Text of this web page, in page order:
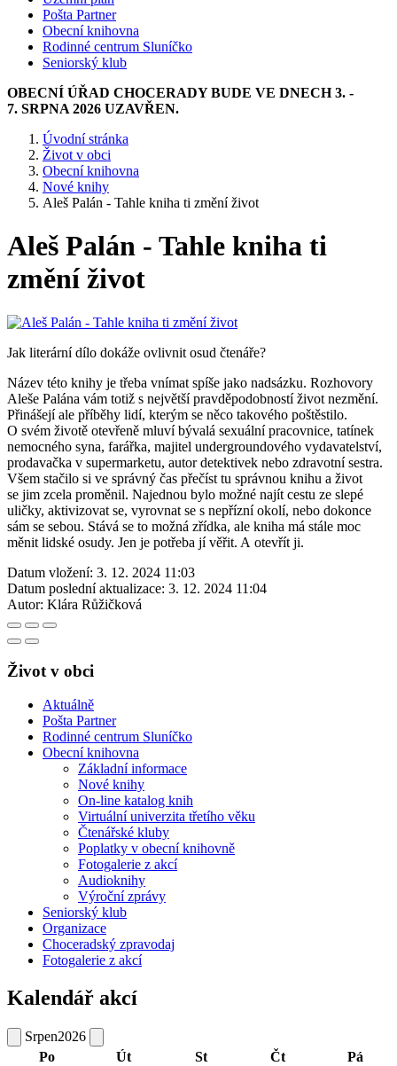
Pošta Partner
Obecní knihovna
Rodinné centrum Sluníčko
Seniorský klub
OBECNÍ ÚŘAD CHOCERADY BUDE VE DNECH 3. -
7. SRPNA 2026 UZAVŘEN.
Úvodní stránka
Život v obci
Obecní knihovna
Nové knihy
Aleš Palán - Tahle kniha ti změní život
Aleš Palán - Tahle kniha ti
změní život
Jak literární dílo dokáže ovlivnit osud čtenáře?
Název této knihy je třeba vnímat spíše jako nadsázku. Rozhovory
Aleše Palána vám totiž s největší pravděpodobností život nezmění.
Přinášejí ale příběhy lidí, kterým se něco takového poštěstilo.
O svém životě otevřeně mluví bývalá sexuální pracovnice, tatínek
nemocného syna, farářka, majitel undergroundového vydavatelství,
prodavačka v supermarketu, autor detektivek nebo zdravotní sestra.
Všem stačilo si ve správný čas přečíst tu správnou knihu a život
se jim zcela proměnil. Najednou bylo možné najít cestu ze slepé
uličky, aktivizovat se, vyrovnat se s nepřízní okolí, nebo dokonce
sám se sebou. Stává se to možná zřídka, ale kniha má stále moc
měnit lidské osudy. Jen je potřeba jí věřit. A otevřít ji.
Datum vložení: 3. 12. 2024 11:03
Datum poslední aktualizace: 3. 12. 2024 11:04
Autor: Klára Růžičková
Život v obci
Aktuálně
Pošta Partner
Rodinné centrum Sluníčko
Obecní knihovna
Základní informace
Nové knihy
On-line katalog knih
Virtuální univerzita třetího věku
Čtenářské kluby
Poplatky v obecní knihovně
Fotogalerie z akcí
Audioknihy
Výroční zprávy
Seniorský klub
Organizace
Choceradský zpravodaj
Fotogalerie z akcí
Kalendář akcí
Srpen2026
Po
Út St Čt
Pá